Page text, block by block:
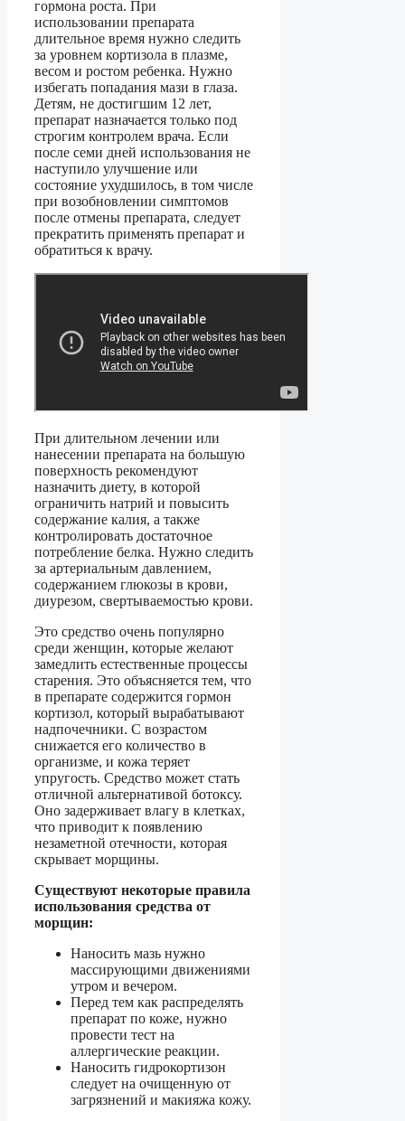
гормона роста. При
использовании препарата
длительное время нужно следить
за уровнем кортизола в плазме,
весом и ростом ребенка. Нужно
избегать попадания мази в глаза.
Детям, не достигшим 12 лет,
препарат назначается только под
строгим контролем врача. Если
после семи дней использования не
наступило улучшение или
состояние ухудшилось, в том числе
при возобновлении симптомов
после отмены препарата, следует
прекратить применять препарат и
обратиться к врачу.
При длительном лечении или
нанесении препарата на большую
поверхность рекомендуют
назначить диету, в которой
ограничить натрий и повысить
содержание калия, а также
контролировать достаточное
потребление белка. Нужно следить
за артериальным давлением,
содержанием глюкозы в крови,
диурезом, свертываемостью крови.
Это средство очень популярно
среди женщин, которые желают
замедлить естественные процессы
старения. Это объясняется тем, что
в препарате содержится гормон
кортизол, который вырабатывают
надпочечники. С возрастом
снижается его количество в
организме, и кожа теряет
упругость. Средство может стать
отличной альтернативой ботоксу.
Оно задерживает влагу в клетках,
что приводит к появлению
незаметной отечности, которая
скрывает морщины.
Существуют некоторые правила
использования средства от
морщин:
Наносить мазь нужно
массирующими движениями
утром и вечером.
Перед тем как распределять
препарат по коже, нужно
провести тест на
аллергические реакции.
Наносить гидрокортизон
следует на очищенную от
загрязнений и макияжа кожу.